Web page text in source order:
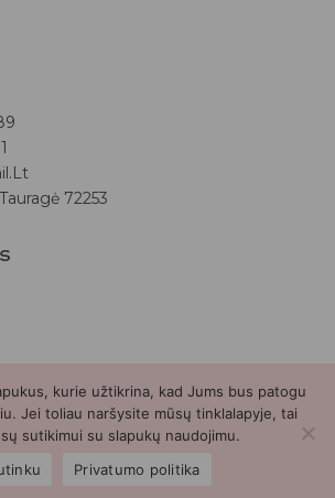
72253
2026 | Svetainė sukurtaMyra.lt
kurie užtikrina, kad Jums bus patogu
Jei toliau naršysite mūsų tinklalapyje, tai
sutikimui su slapukų naudojimu.
Privatumo politika